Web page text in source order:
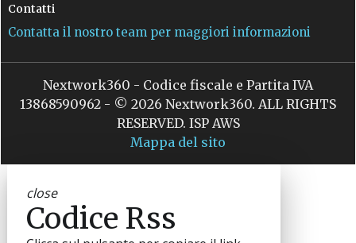
Contatti
Contatta il nostro team per maggiori informazioni
Nextwork360 - Codice fiscale e Partita IVA
13868590962 - © 2026 Nextwork360. ALL RIGHTS
RESERVED. ISP AWS
Mappa del sito
close
Codice Rss